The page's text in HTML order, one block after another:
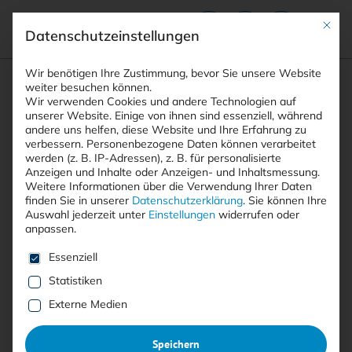
Suchfeld
Suchen
Breadcrumb-Navigation
STARTSEITE ARTIKEL MOZILLA FÄHRT SICH …
Mit <kes>+ lesen
Mozilla fährt sich
Datenschutzbeschwerde ein –
aus gutem Grund
Mit
Datenschutzeinstellungen
Wir benötigen Ihre Zustimmung, bevor Sie unsere Website
weiter besuchen können.
Wir verwenden Cookies und andere Technologien auf
unserer Website. Einige von ihnen sind essenziell, während
andere uns helfen, diese Website und Ihre Erfahrung zu
verbessern. Personenbezogene Daten können verarbeitet
werden (z. B. IP-Adressen), z. B. für personalisierte
Anzeigen und Inhalte oder Anzeigen- und Inhaltsmessung.
Weitere Informationen über die Verwendung Ihrer Daten
finden Sie in unserer Datenschutzerklärung. Sie können Ihre
Auswahl jederzeit unter Einstellungen widerrufen oder
anpassen.
Es folgt eine Liste der Service-Gruppen, für die eine
Essenziell
Statistiken
Externe Medien
Speichern